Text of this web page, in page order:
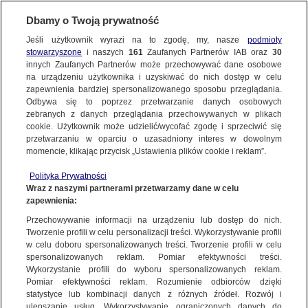
PTASIA GRYPA
Pierwszy taki przypadek w Europie.
Eksperci ostrzegają przed kolejnymi
METEO
W zoo przenieśli ptaki do budynków.
Tak je chronią
WARSZAWA
Przypadki ptasiej grypy w Polsce.
Mapa aktywnych ognisk
SZCZECIN
Dbamy o Twoją prywatność
Jeśli użytkownik wyrazi na to zgodę, my, nasze podmioty
stowarzyszone i naszych 161Zaufanych Partnerów IAB oraz 30
innych Zaufanych Partnerów może przechowywać dane osobowe
na urządzeniu użytkownika i uzyskiwać do nich dostęp w celu
zapewnienia bardziej spersonalizowanego sposobu przeglądania.
Odbywa się to poprzez przetwarzanie danych osobowych
zebranych z danych przeglądania przechowywanych w plikach
cookie. Użytkownik może udzielić/wycofać zgodę i sprzeciwić się
przetwarzaniu w oparciu o uzasadniony interes w dowolnym
momencie, klikając przycisk „Ustawienia plików cookie i reklam”.
Polityka Prywatności
Wraz z naszymi partnerami przetwarzamy dane w celu
zapewnienia:
Przechowywanie informacji na urządzeniu lub dostęp do nich.
Tworzenie profili w celu personalizacji treści. Wykorzystywanie profili
w celu doboru spersonalizowanych treści. Tworzenie profili w celu
spersonalizowanych reklam. Pomiar efektywności treści.
Wykorzystanie profili do wyboru spersonalizowanych reklam.
Pomiar efektywności reklam. Rozumienie odbiorców dzięki
statystyce lub kombinacji danych z różnych źródeł. Rozwój i